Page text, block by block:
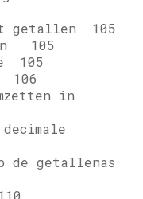
105
105
105
in
getallenas